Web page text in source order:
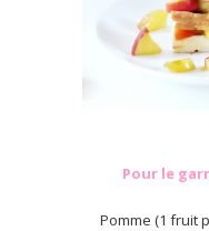
Pour le
Pomme (1 fruit